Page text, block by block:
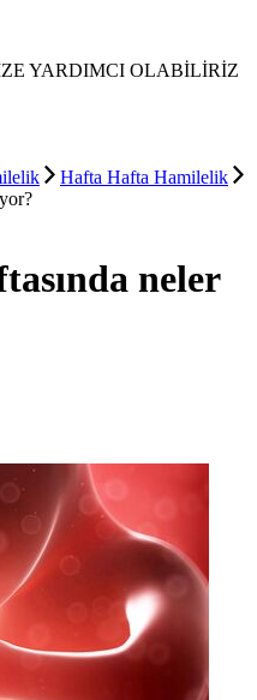
YARDIMCI OLABİLİRİZ
Hafta Hafta Hamilelik
neler